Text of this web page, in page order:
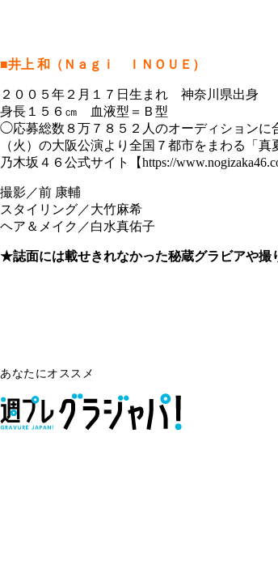
■井上 和（Ｎａｇｉ ＩＮＯＵＥ）
２００５年２月１７日生まれ 神奈川県出身
身長１５６㎝ 血液型＝Ｂ型
◯応募総数８万７８５２人のオーディションに
（火）の大阪公演より全国７都市をまわる「
乃木坂４６公式サイト【https://
撮影／前 康輔
スタイリング／大竹麻希
ヘア＆メイク／白水真佑子
★誌面には載せきれなかった秘蔵グラビアや撮
あなたにオススメ